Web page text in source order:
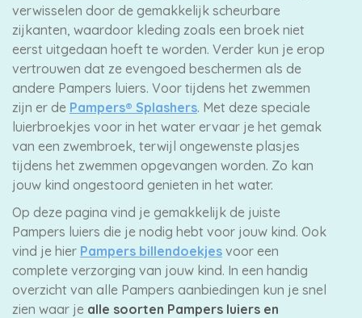
verwisselen door de gemakkelijk scheurbare
zijkanten, waardoor kleding zoals een broek niet
eerst uitgedaan hoeft te worden. Verder kun je erop
vertrouwen dat ze evengoed beschermen als de
andere Pampers luiers. Voor tijdens het zwemmen
zijn er de Pampers® Splashers. Met deze speciale
luierbroekjes voor in het water ervaar je het gemak
van een zwembroek, terwijl ongewenste plasjes
tijdens het zwemmen opgevangen worden. Zo kan
jouw kind ongestoord genieten in het water.
Op deze pagina vind je gemakkelijk de juiste
Pampers luiers die je nodig hebt voor jouw kind. Ook
vind je hier Pampers billendoekjes voor een
complete verzorging van jouw kind. In een handig
overzicht van alle Pampers aanbiedingen kun je snel
zien waar je alle soorten Pampers luiers en